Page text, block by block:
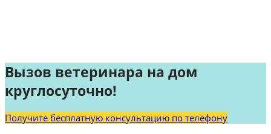
Вызов ветеринара на дом
круглосуточно!
Получите бесплатную консультацию по телефону